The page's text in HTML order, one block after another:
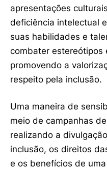
apresentações
deficiência intelectual
suas habilidades e
combater estereótipos
promovendo a
respeito pela inclusão.
Uma maneira de
meio de campanhas
realizando a
inclusão, os direitos
e os benefícios de